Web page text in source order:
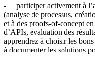
- participer activement à
(analyse de processus,
et à des proofs‑of‑concept
d’APIs, évaluation des
apprendrez à choisir les
à documenter les solutions